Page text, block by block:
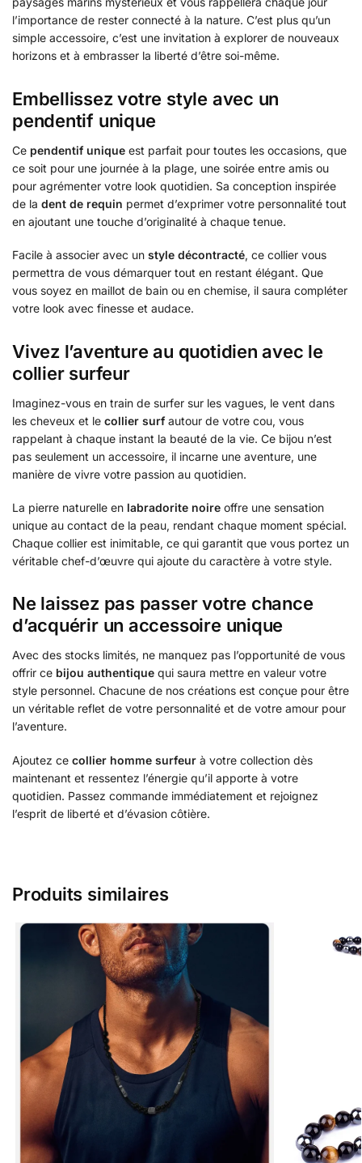
l’importance de rester connecté à la nature. C’est plus qu’un
simple accessoire, c’est une invitation à explorer de nouveaux
horizons et à embrasser la liberté d’être soi-même.
Embellissez votre style avec un
pendentif unique
Ce pendentif unique est parfait pour toutes les occasions, que
ce soit pour une journée à la plage, une soirée entre amis ou
pour agrémenter votre look quotidien. Sa conception inspirée
de la dent de requin permet d’exprimer votre personnalité tout
en ajoutant une touche d’originalité à chaque tenue.
Facile à associer avec un style décontracté, ce collier vous
permettra de vous démarquer tout en restant élégant. Que
vous soyez en maillot de bain ou en chemise, il saura compléter
votre look avec finesse et audace.
Vivez l’aventure au quotidien avec le
collier surfeur
Imaginez-vous en train de surfer sur les vagues, le vent dans
les cheveux et le collier surfautour de votre cou, vous
rappelant à chaque instant la beauté de la vie. Ce bijou n’est
pas seulement un accessoire, il incarne une aventure, une
manière de vivre votre passion au quotidien.
La pierre naturelle en labradorite noire offre une sensation
unique au contact de la peau, rendant chaque moment spécial.
Chaque collier est inimitable, ce qui garantit que vous portez un
véritable chef-d’œuvre qui ajoute du caractère à votre style.
Ne laissez pas passer votre chance
d’acquérir un accessoire unique
Avec des stocks limités, ne manquez pas l’opportunité de vous
offrir ce bijou authentique qui saura mettre en valeur votre
style personnel. Chacune de nos créations est conçue pour être
un véritable reflet de votre personnalité et de votre amour pour
l’aventure.
Ajoutez ce collier homme surfeur à votre collection dès
maintenant et ressentez l’énergie qu’il apporte à votre
quotidien. Passez commande immédiatement et rejoignez
l’esprit de liberté et d’évasion côtière.
Produits similaires